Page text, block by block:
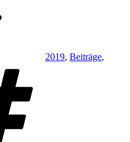
2019, Beiträge,